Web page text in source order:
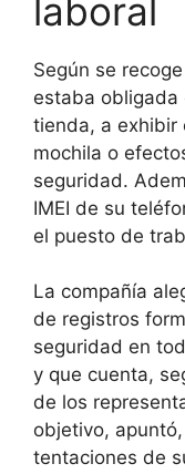
laboral
Según se
estaba obligada
tienda, a exhibir
mochila o
seguridad.
IMEI de su
el puesto de
La compañía
de registros
seguridad en
y que cuenta,
de los
objetivo,
tentaciones de